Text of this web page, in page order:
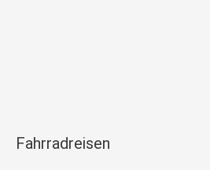
Fahrradreisen